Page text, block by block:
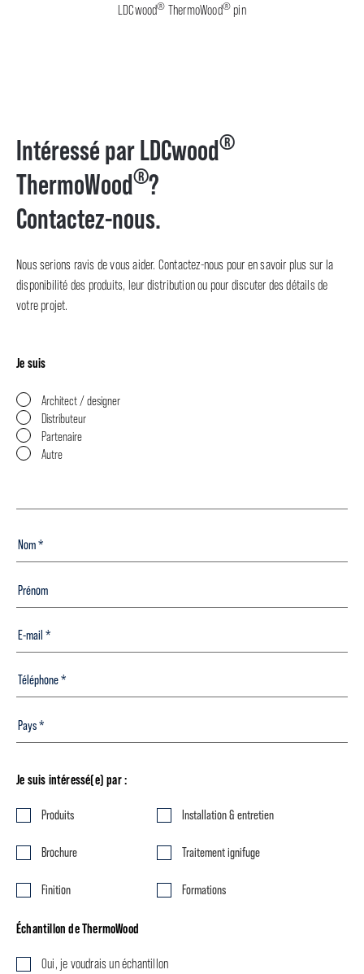
LDCwood® ThermoWood® pin
Intéressé par LDCwood®
ThermoWood®?
Contactez-nous.
Nous serions ravis de vous aider. Contactez-nous pour en savoir plus sur la
disponibilité des produits, leur distribution ou pour discuter des détails de
votre projet.
Je suis
Architect / designer
Distributeur
Partenaire
Autre
Je suis intéressé(e) par :
Produits Installation & entretien
Brochure Traitement ignifuge
Finition Formations
Échantillon de ThermoWood
Oui, je voudrais un échantillon